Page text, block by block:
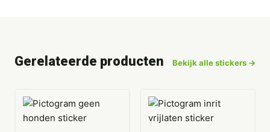
Gerelateerde producten Bekijk alle stickers →